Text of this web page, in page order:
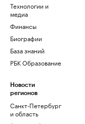
Технологии и
медиа
Финансы
Биографии
База знаний
РБК Образование
Новости
регионов
Санкт-Петербург
и область